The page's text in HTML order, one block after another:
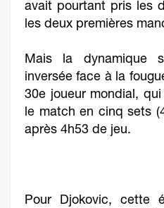
avait pourtant pris les
les deux premières
Mais la dynamique
inversée face à la
30e joueur mondial,
le match en cinq sets
après 4h53 de jeu.
Pour Djokovic, cette